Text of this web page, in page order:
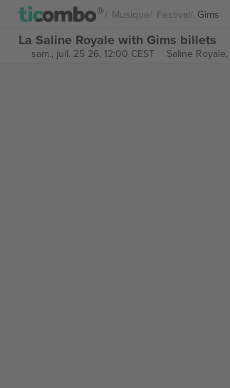
Musique Festival Gims
La Saline Royale with Gims billets
sam., juil. 25 26, 12:00 CEST Saline Royale,